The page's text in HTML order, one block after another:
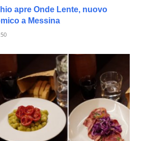
apre Onde Lente, nuovo
a Messina